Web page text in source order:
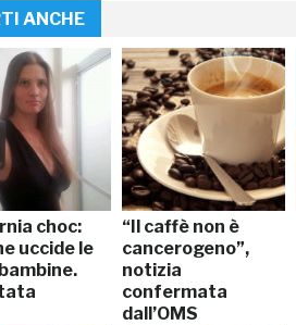
ANCHE
choc:
uccide le
“Il caffè non è
cancerogeno”,
notizia
confermata
dall’OMS